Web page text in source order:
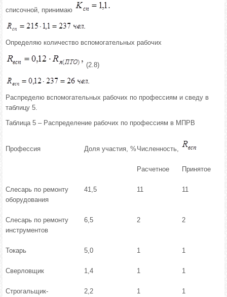
списочной, принимаю
Определяю количество вспомогательных рабочих
(2.8)
Распределю вспомогательных рабочих по профессиям и сведу в
таблицу 5.
Таблица 5 – Распределение рабочих по профессиям в МПРВ
Профессия Доля участия, % Численность,
Расчетное Принятое
Слесарь по ремонту
оборудования
41,5 11 11
Слесарь по ремонту
инструментов
6,5 2 2
Токарь 5,0 1 1
Сверловщик 1,4 1 1
Строгальщик-
2,2 1 1